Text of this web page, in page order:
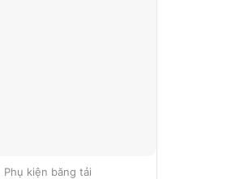
Phụ kiện băng tải